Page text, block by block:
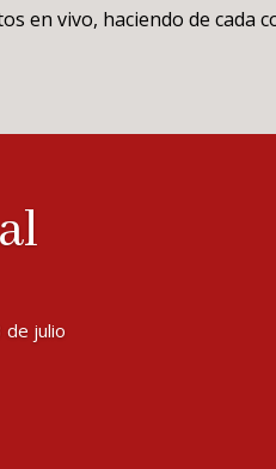
en vivo, haciendo de cada
de julio